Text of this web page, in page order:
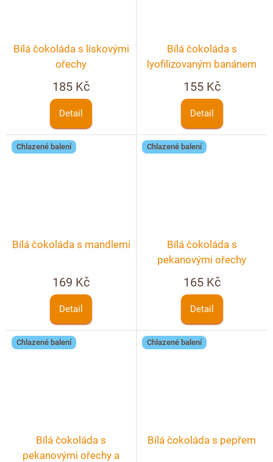
Bílá čokoláda s lískovými
ořechy
185 Kč
Detail
Bílá čokoláda s
lyofilizovaným banánem
155 Kč
Detail
Chlazené balení
Bílá čokoláda s mandlemi
169 Kč
Detail
Chlazené balení
Bílá čokoláda s
pekanovými ořechy
165 Kč
Detail
Chlazené balení
Bílá čokoláda s
pekanovými ořechy a
Chlazené balení
Bílá čokoláda s pepřem